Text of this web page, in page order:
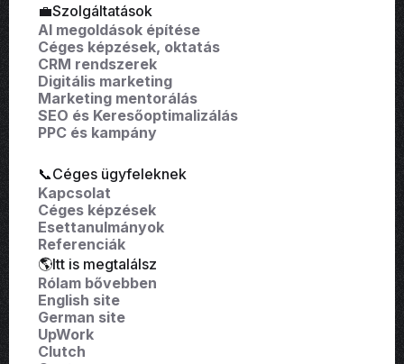
💼Szolgáltatások
AI megoldások építése
Céges képzések, oktatás
CRM rendszerek
Digitális marketing
Marketing mentorálás
SEO és Keresőoptimalizálás
PPC és kampány
📞Céges ügyfeleknek
Kapcsolat
Céges képzések
Esettanulmányok
Referenciák
🌎Itt is megtalálsz
Rólam bővebben
English site
German site
UpWork
Clutch